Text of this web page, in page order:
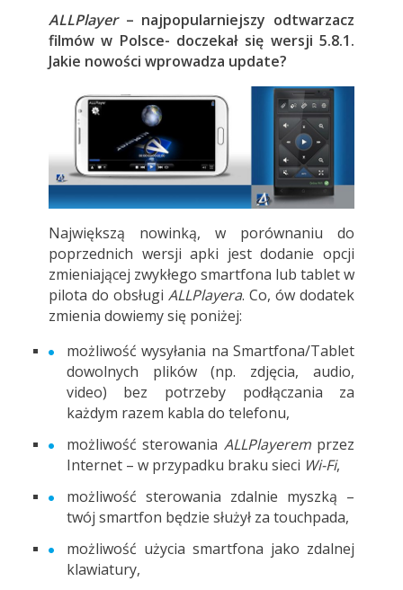
ALLPlayer– najpopularniejszy odtwarzacz
filmów w Polsce- doczekał się wersji 5.8.1.
Jakie nowości wprowadza update?
Największą nowinką, w porównaniu do
poprzednich wersji apki jest dodanie opcji
zmieniającej zwykłego smartfona lub tablet w
pilota do obsługi ALLPlayera. Co, ów dodatek
zmienia dowiemy się poniżej:
możliwość wysyłania na Smartfona/Tablet
dowolnych plików (np. zdjęcia, audio,
video) bez potrzeby podłączania za
każdym razem kabla do telefonu,
możliwość sterowania ALLPlayeremprzez
Internet – w przypadku braku sieci Wi-Fi,
możliwość sterowania zdalnie myszką –
twój smartfon będzie służył za touchpada,
możliwość użycia smartfona jako zdalnej
klawiatury,